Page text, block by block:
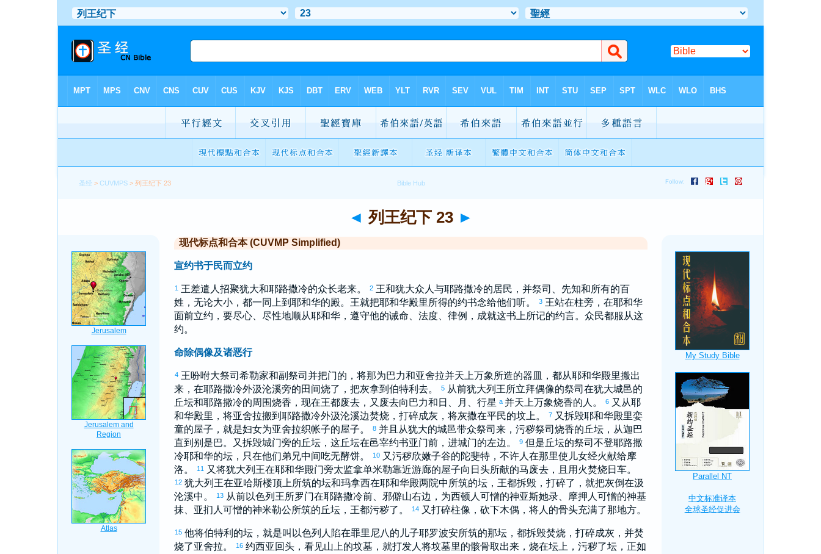
圣经 >CUVMPS > 列王纪下 23
◄ 列王纪下 23 ►
现代标点和合本 (CUVMP Simplified)
宣约书于民而立约
1 王差遣人招聚犹大和耶路撒冷的众长老来。 2 王和犹大众人与耶路撒冷的居民，并祭司、先知和所有的百
姓，无论大小，都一同上到耶和华的殿。王就把耶和华殿里所得的约书念给他们听。
3 王站在柱旁，在耶和华
面前立约，要尽心、尽性地顺从耶和华，遵守他的诫命、法度、律例，成就这书上所记的约言。众民都服从这
约。
命除偶像及诸恶行
4 王吩咐大祭司 希勒家和副祭司并把门的，将那为巴力和亚舍拉并天上万象所造的器皿，都从耶和华殿里搬出
来，在耶路撒冷外汲沦溪旁的田间烧了，把灰拿到 伯特利 去。 5 从前犹大列王所立拜偶像的祭司在犹大城邑的
丘坛和耶路撒冷的周围烧香，现在王都废去，又废去向 巴力和日、月、行星 a 并天上万象烧香的人。 6 又从耶
和华殿里，将亚舍拉搬到 耶路撒冷外汲沦溪边焚烧，打碎成灰，将灰撒在平民的坟上。 7 又拆毁耶和华殿里娈
童的屋子，就是妇女为亚舍拉织帐子的屋子。 8 并且从犹大的城邑带众祭司来，污秽祭司烧香的丘坛，从迦巴
直到 别是巴。又拆毁城门旁的丘坛，这丘坛在邑宰约书亚门前，进城门的左边。 9 但是丘坛的祭司不登耶路撒
冷耶和华的坛，只在他们弟兄中间吃无酵饼。 10 又污秽欣嫩子谷的陀斐特，不许人在那里使儿女经火献给摩
洛。 11 又将犹大列王在耶和华殿门旁太监拿单米勒靠近游廊的屋子向日头所献的马废去，且用火焚烧日车。
12 犹大列王在亚哈斯楼顶上所筑的坛和玛拿西在耶和华殿两院中所筑的坛，王都拆毁，打碎了，就把灰倒在汲
沦溪中。 13 从前以色列 王所罗门在耶路撒冷前、邪僻山右边，为西顿 人可憎的神亚斯她录、 摩押 人可憎的神基
抹
亚扪 人可憎的神米勒公所筑的丘坛，王都污秽了。 14 又打碎柱像，砍下木偶，将人的骨头充满了那地方。
15 他将伯特利 的坛，就是叫 以色列 人陷在罪里 尼八 的儿子耶罗波安所筑的那坛，都拆毁焚烧，打碎成灰，并焚
烧了亚舍拉。 16 约西亚 回头，看见山上的坟墓，就打发人将坟墓里的骸骨取出来，烧在坛上，污秽了坛，正如